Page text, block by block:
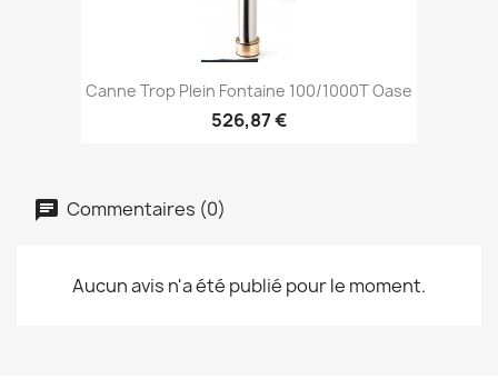
Canne Trop Plein Fontaine 100/1000T Oase
526,87 €
Commentaires (0)
Aucun avis n'a été publié pour le moment.